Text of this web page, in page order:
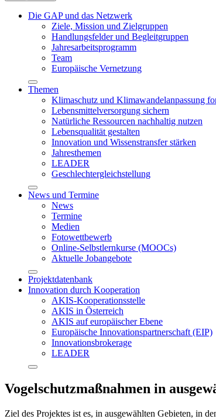
Die GAP und das Netzwerk
Ziele, Mission und Zielgruppen
Handlungsfelder und Begleitgruppen
Jahresarbeitsprogramm
Team
Europäische Vernetzung
Themen
Klimaschutz und Klimawandelanpassung
Lebensmittelversorgung sichern
Natürliche Ressourcen nachhaltig nutzen
Lebensqualität gestalten
Innovation und Wissenstransfer stärken
Jahresthemen
LEADER
Geschlechtergleichstellung
News und Termine
News
Termine
Medien
Fotowettbewerb
Online-Selbstlernkurse (MOOCs)
Aktuelle Jobangebote
Projektdatenbank
Innovation durch Kooperation
AKIS-Kooperationsstelle
AKIS in Österreich
AKIS auf europäischer Ebene
Europäische Innovationspartnerschaft (EIP)
Innovationsbrokerage
LEADER
Vogelschutzmaßnahmen in
Ziel des Projektes ist es, in ausgewählten Gebieten, in